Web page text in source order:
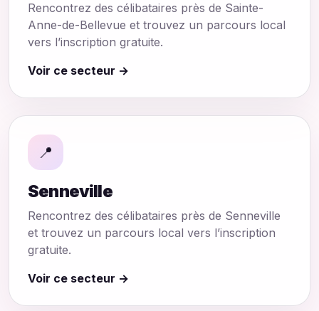
Rencontrez des célibataires près de Sainte-
Anne-de-Bellevue et trouvez un parcours local
vers l’inscription gratuite.
Voir ce secteur →
📍
Senneville
Rencontrez des célibataires près de Senneville
et trouvez un parcours local vers l’inscription
gratuite.
Voir ce secteur →